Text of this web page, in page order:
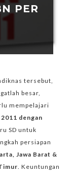
PER
tersebut,
besar,
mempelajari
dengan
SD untuk
persiapan
Jawa Barat &
. Keuntungan